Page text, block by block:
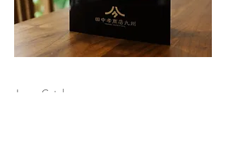
Logo Catalog